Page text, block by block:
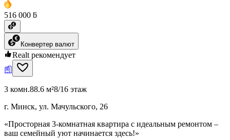
516 000 ƃ
Конвертер валют
Realt рекомендует
3 комн.88.6 м²8/16 этаж
г. Минск, ул. Мачульского, 26
«Просторная 3-комнатная квартира с идеальным ремонтом –
ваш семейный уют начинается здесь!»